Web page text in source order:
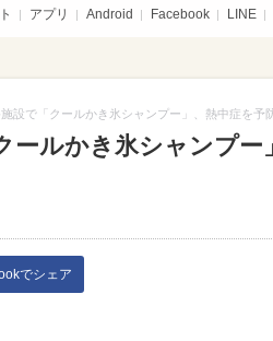
アプリ Android Facebook LINE
設で「クールかき氷シャンプー」、熱中症を予
ールかき氷シャンプー
でシェア